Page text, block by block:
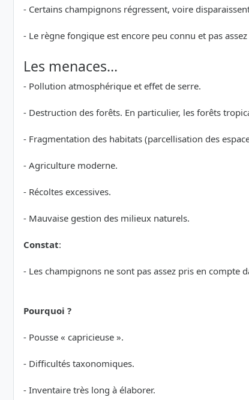
- Certains champignons régressent, voire
- Le règne fongique est encore peu connu et pas
Les menaces…
- Pollution atmosphérique et effet de serre.
- Destruction des forêts. En particulier, les forêts
- Fragmentation des habitats (parcellisation des
- Agriculture moderne.
- Récoltes excessives.
- Mauvaise gestion des milieux naturels.
Constat:
- Les champignons ne sont pas assez pris en compte
Pourquoi ?
- Pousse « capricieuse ».
- Difficultés taxonomiques.
- Inventaire très long à élaborer.